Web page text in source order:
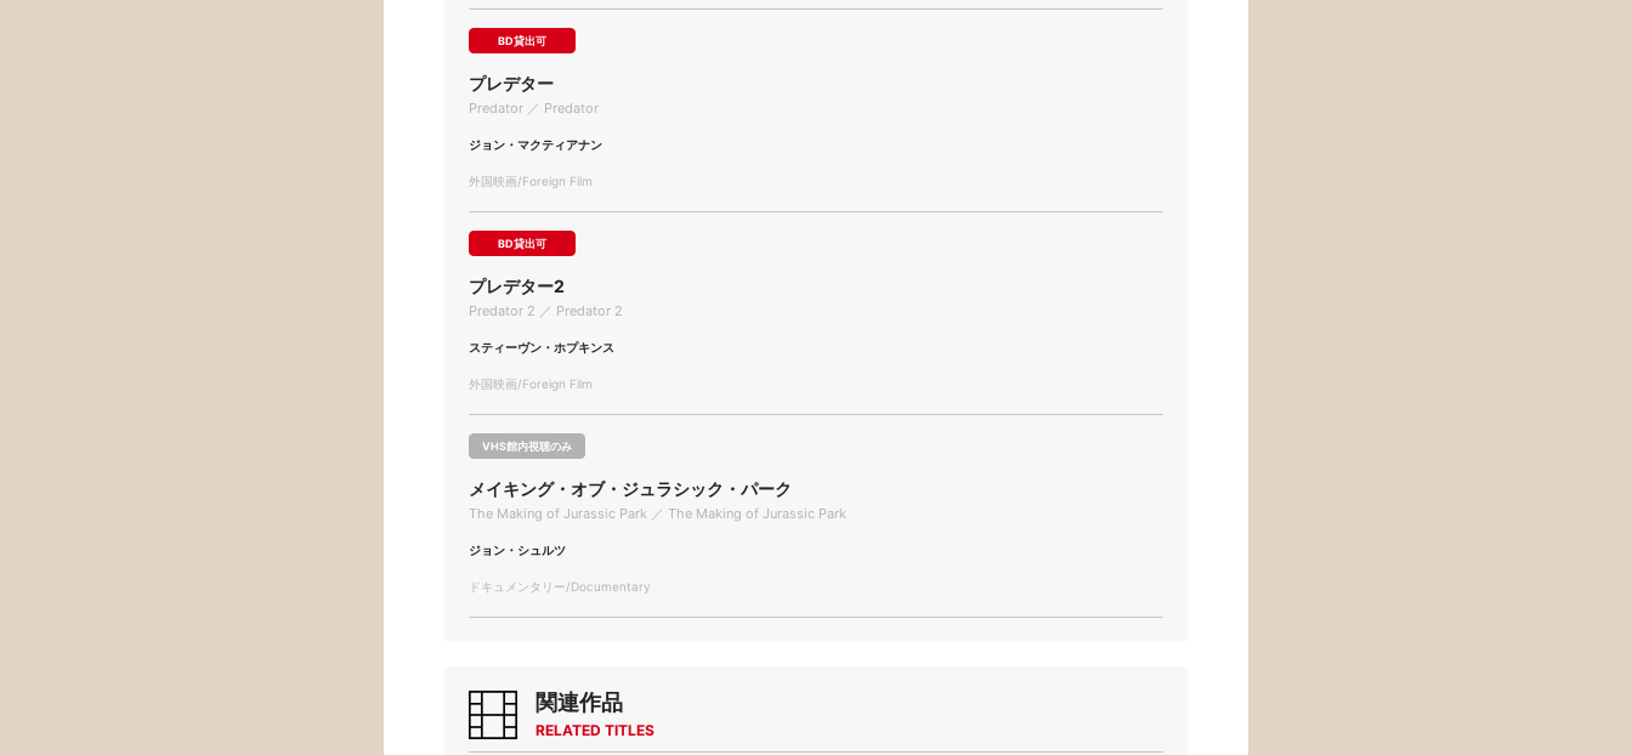
BD貸出可
プレデター
Predator ／ Predator
ジョン・マクティアナン
外国映画/Foreign Film
BD貸出可
プレデター2
Predator 2 ／ Predator 2
スティーヴン・ホプキンス
外国映画/Foreign Film
VHS館内視聴のみ
メイキング・オブ・ジュラシック・パーク
The Making of Jurassic Park ／ The Making of Jurassic Park
ジョン・シュルツ
ドキュメンタリー/Documentary
関連作品
RELATED TITLES